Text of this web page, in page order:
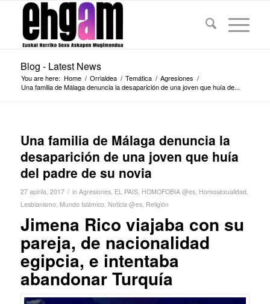
Blog - Latest News
You are here: Home / Orrialdea / Temática / Agresiones /
Una familia de Málaga denuncia la desaparición de una joven que huía de...
Una familia de Málaga denuncia la
desaparición de una joven que huía
del padre de su novia
27 apirila, 2017 / in Agresiones, EL PAIS, HOMOFOBIA @es, Homosexualidad,
Lesbianismo, Mundo Islámico, Noticia @es, Religión
Jimena Rico viajaba con su
pareja, de nacionalidad
egipcia, e intentaba
abandonar Turquía